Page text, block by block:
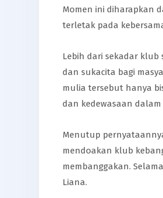
Momen ini diharapkan
terletak pada
Lebih dari sekadar
dan sukacita bagi
mulia tersebut hanya
dan kedewasaan
Menutup
mendoakan klub
membanggakan.
Liana.